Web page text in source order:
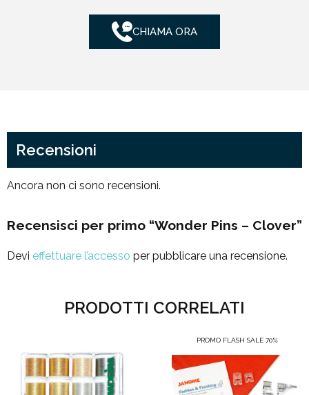
CHIAMA ORA
Recensioni
Ancora non ci sono recensioni.
Recensisci per primo “Wonder Pins – Clover”
Devi effettuare l’accesso per pubblicare una recensione.
PRODOTTI CORRELATI
PROMO FLASH SALE 70%